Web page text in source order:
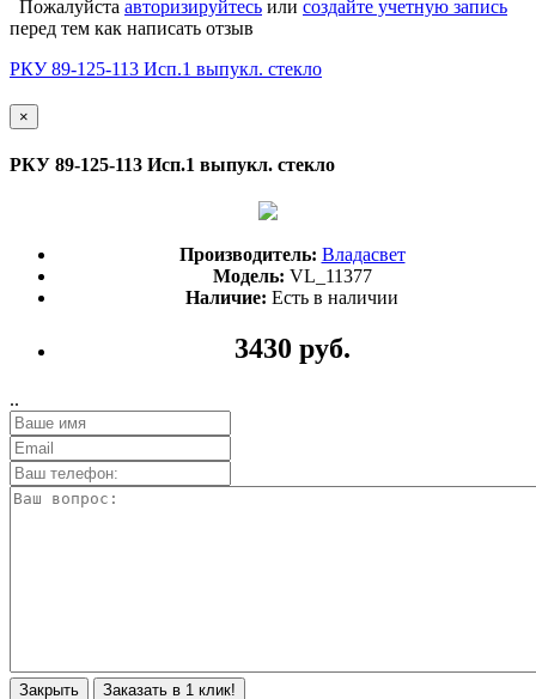
Пожалуйста авторизируйтесь или создайте учетную запись
перед тем как написать отзыв
РКУ 89-125-113 Исп.1 выпукл. стекло
×
РКУ 89-125-113 Исп.1 выпукл. стекло
Производитель: Владасвет
Модель: VL_11377
Наличие: Есть в наличии
3430 руб.
..
Закрыть Заказать в 1 клик!